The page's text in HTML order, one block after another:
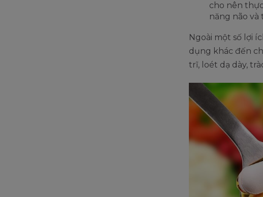
cho nên
năng não và
Ngoài một số lợi
dụng khác đến
trĩ, loét dạ dày,